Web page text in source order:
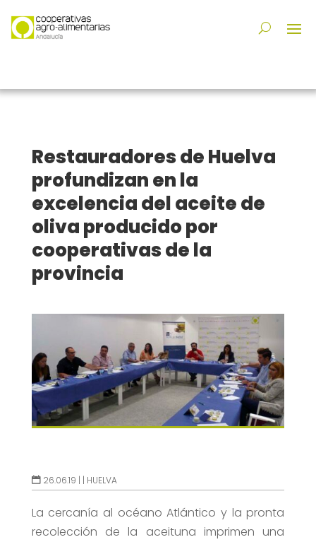
Restauradores de Huelva
profundizan en la
excelencia del aceite de
oliva producido por
cooperativas de la
provincia
26.06.19 | | HUELVA
La cercanía al océano Atlántico y la pronta
recolección de la aceituna imprimen una